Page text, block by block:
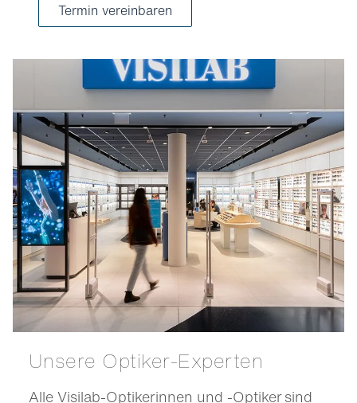
Termin vereinbaren
Unsere Optiker-Experten
Alle Visilab-Optikerinnen und -Optiker sind